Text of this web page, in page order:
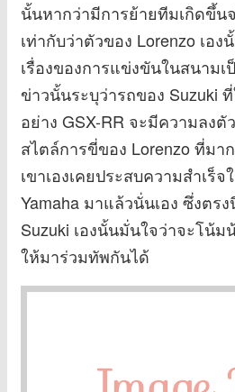
นั้นหากว่ามีการย้ายทีมเกิดขึ้น
เท่ากับว่าตัวของ Lorenzo เอ
เรื่องของการแข่งขันในสนาม
ข่าวนั้นระบุว่ารถของ Suzuki
อย่าง GSX-RR จะมีความลง
สไตล์การขี่ของ Lorenzo ที่มา
เขาเองเคยประสบความสำเร็
Yamaha มาแล้วนั่นเอง ซึ่งตร
Suzuki เองนั้นมั่นใจว่าจะโน้ม
ให้มาร่วมทัพกันได้